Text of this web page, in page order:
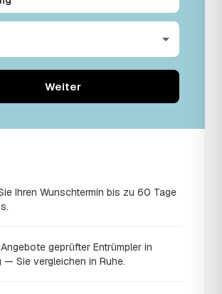
Weiter
Ihren Wunschtermin bis zu 60 Tage
geprüfter Entrümpler in
— Sie vergleichen in Ruhe.